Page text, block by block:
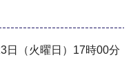
日（火曜日）17時00分